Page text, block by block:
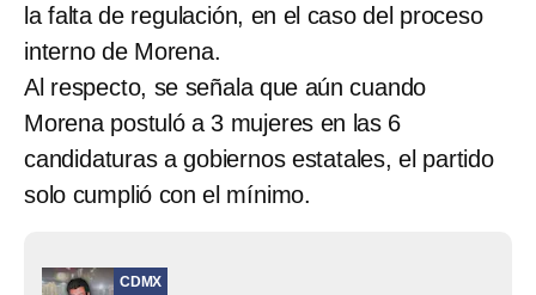
la falta de regulación, en el caso del proceso
interno de Morena.
Al respecto, se señala que aún cuando
Morena postuló a 3 mujeres en las 6
candidaturas a gobiernos estatales, el partido
solo cumplió con el mínimo.
CDMX